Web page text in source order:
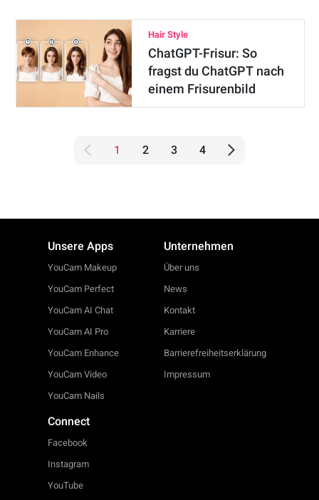
Hair Style
ChatGPT-Frisur: So
fragst du ChatGPT nach
einem Frisurenbild
1 2 3 4
Unsere Apps
YouCam Makeup
YouCam Perfect
YouCam AI Chat
YouCam AI Pro
YouCam Enhance
YouCam Video
YouCam Nails
Unternehmen
Über uns
News
Kontakt
Karriere
Barrierefreiheitserklärung
Impressum
Connect
Facebook
Instagram
YouTube